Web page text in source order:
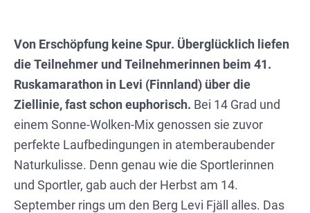
Von Erschöpfung keine Spur. Überglücklich liefen
die Teilnehmer und Teilnehmerinnen beim 41.
Ruskamarathon in Levi (Finnland) über die
Ziellinie, fast schon euphorisch. Bei 14 Grad und
einem Sonne-Wolken-Mix genossen sie zuvor
perfekte Laufbedingungen in atemberaubender
Naturkulisse. Denn genau wie die Sportlerinnen
und Sportler, gab auch der Herbst am 14.
September rings um den Berg Levi Fjäll alles. Das
„Das Schönste am Lauf ist wirklich die
Natur. Man hat Höhenmeter, läuft über
Asphalt, läuft über Waldboden – einfach
perfekt.“
„Mein Lauf war richtig gut. Die Natur ist
wunderschön, dazu die Farben und
dann kam die Sonne raus. Was will man
mehr?“
„Die Natur erdet einen hier richtig. Egal,
wo man hinschaut, sieht man jedes Mal
etwas anderes, das einen in den Bann
zieht.“
„Finnland hat uns herzlich willkommen
geheißen. Ich wollte schon immer
Polarlichter sehen und jetzt hat es
endlich geklappt.“